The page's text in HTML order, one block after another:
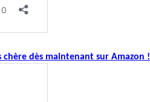
dès maintenant sur Amazon !